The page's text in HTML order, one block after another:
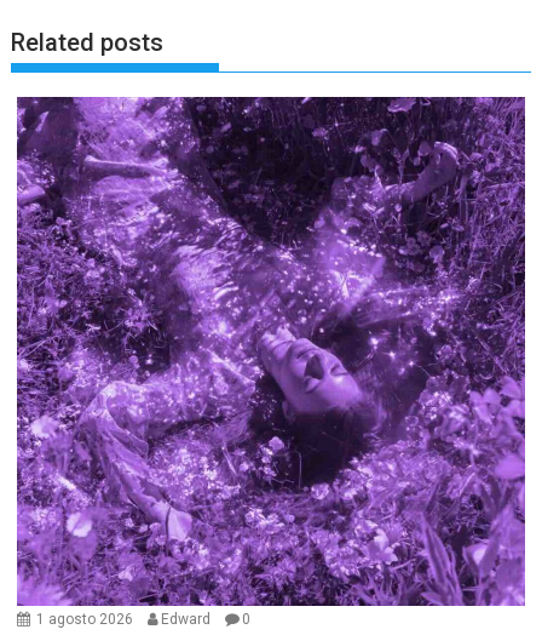
Related posts
1 agosto 2026 Edward 0